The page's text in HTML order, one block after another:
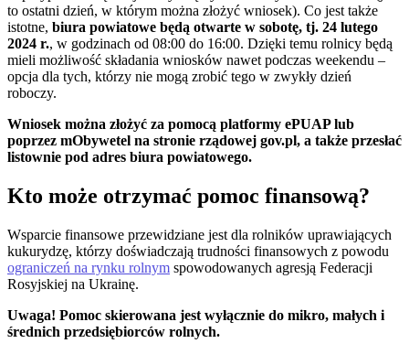
to ostatni dzień, w którym można złożyć wniosek). Co jest także
istotne, biura powiatowe będą otwarte w sobotę, tj. 24 lutego
2024 r., w godzinach od 08:00 do 16:00. Dzięki temu rolnicy będą
mieli możliwość składania wniosków nawet podczas weekendu –
opcja dla tych, którzy nie mogą zrobić tego w zwykły dzień
roboczy.
Wniosek można złożyć za pomocą platformy ePUAP lub
poprzez mObywetel na stronie rządowej gov.pl, a także przesłać
listownie pod adres biura powiatowego.
Kto może otrzymać pomoc finansową?
Wsparcie finansowe przewidziane jest dla rolników uprawiających
kukurydzę, którzy doświadczają trudności finansowych z powodu
ograniczeń na rynku rolnym spowodowanych agresją Federacji
Rosyjskiej na Ukrainę.
Uwaga! Pomoc skierowana jest wyłącznie do mikro, małych i
średnich przedsiębiorców rolnych.